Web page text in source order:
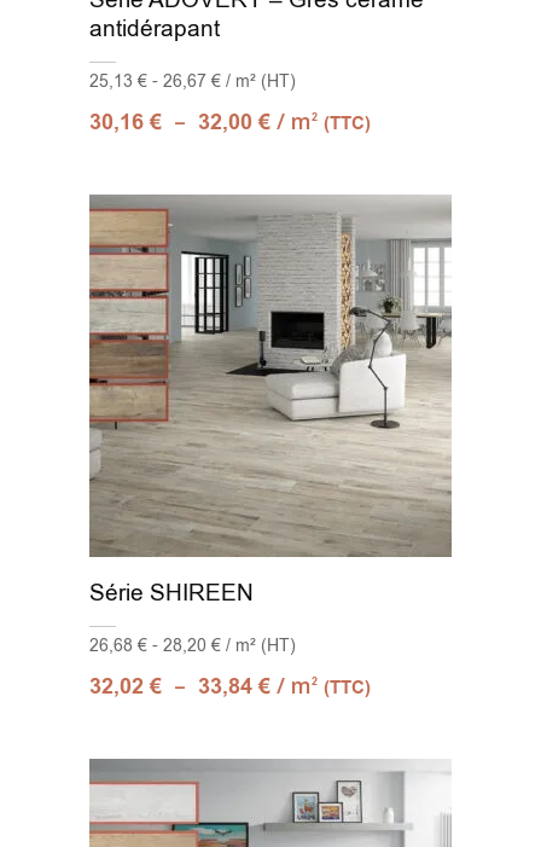
antidérapant
25,13 € - 26,67 € / m² (HT)
30,16€ – 32,00€ / m2 (TTC)
Série SHIREEN
26,68 € - 28,20 € / m² (HT)
32,02€ – 33,84€ / m2 (TTC)